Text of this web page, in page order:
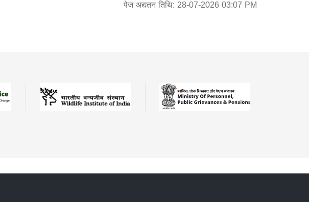
पेज अद्यतन तिथि: 28-07-2026 03:07 PM